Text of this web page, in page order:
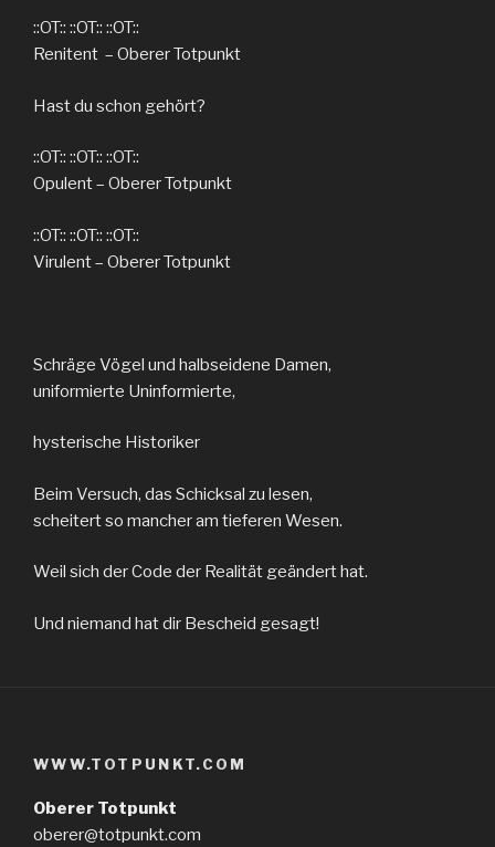
::OT:: ::OT:: ::OT::
Renitent – Oberer Totpunkt
Hast du schon gehört?
::OT:: ::OT:: ::OT::
Opulent – Oberer Totpunkt
::OT:: ::OT:: ::OT::
Virulent – Oberer Totpunkt
Schräge Vögel und halbseidene Damen,
uniformierte Uninformierte,
hysterische Historiker
Beim Versuch, das Schicksal zu lesen,
scheitert so mancher am tieferen Wesen.
Weil sich der Code der Realität geändert hat.
Und niemand hat dir Bescheid gesagt!
WWW.TOTPUNKT.COM
Oberer Totpunkt
oberer@totpunkt.com